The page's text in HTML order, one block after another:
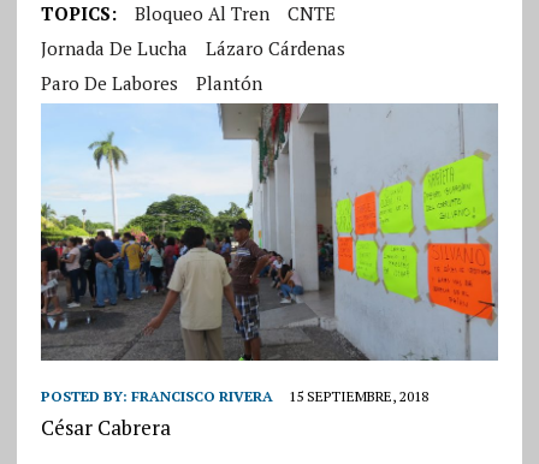
TOPICS: Bloqueo Al Tren
CNTE
Jornada De Lucha
Lázaro Cárdenas
Paro De Labores
Plantón
POSTED BY: FRANCISCO RIVERA 15 SEPTIEMBRE, 2018
César Cabrera